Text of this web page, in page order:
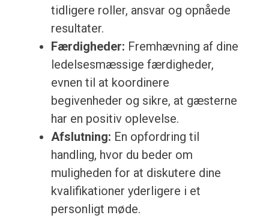
tidligere roller, ansvar og opnåede
resultater.
Færdigheder: Fremhævning af dine
ledelsesmæssige færdigheder,
evnen til at koordinere
begivenheder og sikre, at gæsterne
har en positiv oplevelse.
Afslutning: En opfordring til
handling, hvor du beder om
muligheden for at diskutere dine
kvalifikationer yderligere i et
personligt møde.